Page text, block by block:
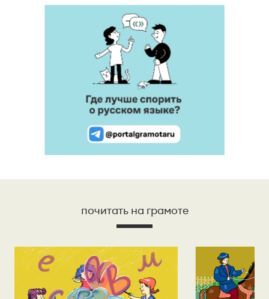
почитать на грамоте